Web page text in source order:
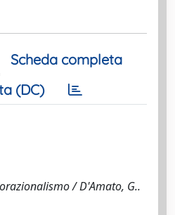
Scheda completa
(DC)
/ D'Amato, G..